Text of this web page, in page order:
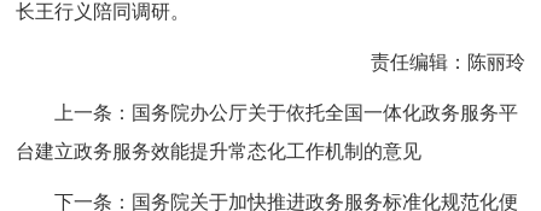
长王行义陪同调研。
责任编辑：陈丽玲
上一条： 国务院办公厅关于依托全国一体化政务服务平
台建立政务服务效能提升常态化工作机制的意见
下一条： 国务院关于加快推进政务服务标准化规范化便